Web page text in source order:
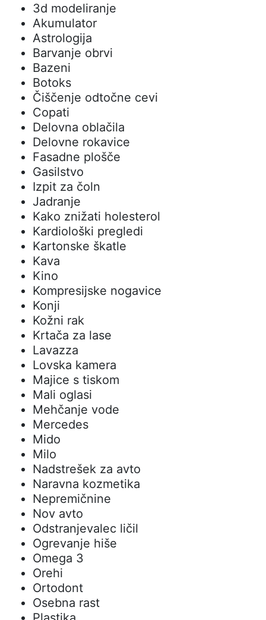
3d modeliranje
Akumulator
Astrologija
Barvanje obrvi
Bazeni
Botoks
Čiščenje odtočne cevi
Copati
Delovna oblačila
Delovne rokavice
Fasadne plošče
Gasilstvo
Izpit za čoln
Jadranje
Kako znižati holesterol
Kardiološki pregledi
Kartonske škatle
Kava
Kino
Kompresijske nogavice
Konji
Kožni rak
Krtača za lase
Lavazza
Lovska kamera
Majice s tiskom
Mali oglasi
Mehčanje vode
Mercedes
Mido
Milo
Nadstrešek za avto
Naravna kozmetika
Nepremičnine
Nov avto
Odstranjevalec ličil
Ogrevanje hiše
Omega 3
Orehi
Ortodont
Osebna rast